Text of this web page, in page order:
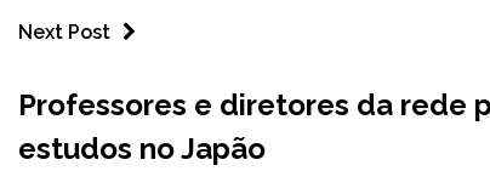
Next Post
GERAIS
NOTÍCIAS
Professores e diretores da rede
estudos no Japão